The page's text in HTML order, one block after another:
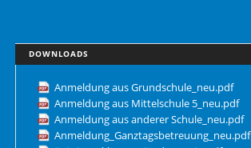
DOWNLOADS
Anmeldung aus Grundschule_neu.pdf
Anmeldung aus Mittelschule 5_neu.pdf
Anmeldung aus anderer Schule_neu.pdf
Anmeldung_Ganztagsbetreuung_neu.pdf